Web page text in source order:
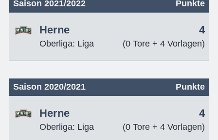
Saison 2021/2022 Punkte
Herne
Oberliga: Liga
4
(0 Tore + 4 Vorlagen)
Saison 2020/2021 Punkte
Herne
Oberliga: Liga
4
(0 Tore + 4 Vorlagen)